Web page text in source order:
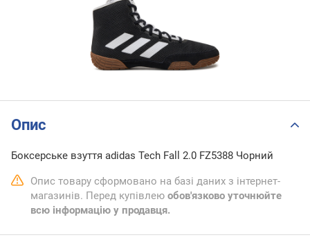
Опис
Боксерське взуття adidas Tech Fall 2.0 FZ5388 Чорний
Опис товару сформовано на базі даних з інтернет-
магазинів. Перед купівлею обов'язково уточнюйте
всю інформацію у продавця.